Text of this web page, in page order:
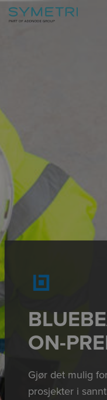
ON-
Gjør det mulig
prosjekter i